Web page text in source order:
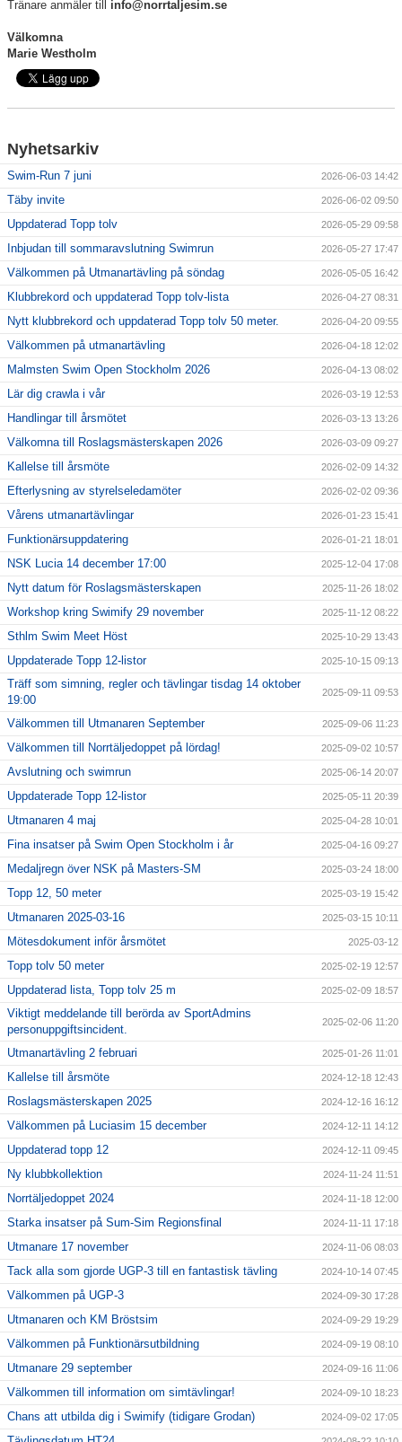
Tränare anmäler till info@norrtaljesim.se
Välkomna
Marie Westholm
Nyhetsarkiv
Swim-Run 7 juni 2026-06-03 14:42
Täby invite 2026-06-02 09:50
Uppdaterad Topp tolv 2026-05-29 09:58
Inbjudan till sommaravslutning Swimrun 2026-05-27 17:47
Välkommen på Utmanartävling på söndag 2026-05-05 16:42
Klubbrekord och uppdaterad Topp tolv-lista 2026-04-27 08:31
Nytt klubbrekord och uppdaterad Topp tolv 50 meter. 2026-04-20 09:55
Välkommen på utmanartävling 2026-04-18 12:02
Malmsten Swim Open Stockholm 2026 2026-04-13 08:02
Lär dig crawla i vår 2026-03-19 12:53
Handlingar till årsmötet 2026-03-13 13:26
Välkomna till Roslagsmästerskapen 2026 2026-03-09 09:27
Kallelse till årsmöte 2026-02-09 14:32
Efterlysning av styrelseledamöter 2026-02-02 09:36
Vårens utmanartävlingar 2026-01-23 15:41
Funktionärsuppdatering 2026-01-21 18:01
NSK Lucia 14 december 17:00 2025-12-04 17:08
Nytt datum för Roslagsmästerskapen 2025-11-26 18:02
Workshop kring Swimify 29 november 2025-11-12 08:22
Sthlm Swim Meet Höst 2025-10-29 13:43
Uppdaterade Topp 12-listor 2025-10-15 09:13
Träff som simning, regler och tävlingar tisdag 14 oktober
19:00
2025-09-11 09:53
Välkommen till Utmanaren September 2025-09-06 11:23
Välkommen till Norrtäljedoppet på lördag! 2025-09-02 10:57
Avslutning och swimrun 2025-06-14 20:07
Uppdaterade Topp 12-listor 2025-05-11 20:39
Utmanaren 4 maj 2025-04-28 10:01
Fina insatser på Swim Open Stockholm i år 2025-04-16 09:27
Medaljregn över NSK på Masters-SM 2025-03-24 18:00
Topp 12, 50 meter 2025-03-19 15:42
Utmanaren 2025-03-16 2025-03-15 10:11
Mötesdokument inför årsmötet 2025-03-12
Topp tolv 50 meter 2025-02-19 12:57
Uppdaterad lista, Topp tolv 25 m 2025-02-09 18:57
Viktigt meddelande till berörda av SportAdmins
personuppgiftsincident.
2025-02-06 11:20
Utmanartävling 2 februari 2025-01-26 11:01
Kallelse till årsmöte 2024-12-18 12:43
Roslagsmästerskapen 2025 2024-12-16 16:12
Välkommen på Luciasim 15 december 2024-12-11 14:12
Uppdaterad topp 12 2024-12-11 09:45
Ny klubbkollektion 2024-11-24 11:51
Norrtäljedoppet 2024 2024-11-18 12:00
Starka insatser på Sum-Sim Regionsfinal 2024-11-11 17:18
Utmanare 17 november 2024-11-06 08:03
Tack alla som gjorde UGP-3 till en fantastisk tävling 2024-10-14 07:45
Välkommen på UGP-3 2024-09-30 17:28
Utmanaren och KM Bröstsim 2024-09-29 19:29
Välkommen på Funktionärsutbildning 2024-09-19 08:10
Utmanare 29 september 2024-09-16 11:06
Välkommen till information om simtävlingar! 2024-09-10 18:23
Chans att utbilda dig i Swimify (tidigare Grodan) 2024-09-02 17:05